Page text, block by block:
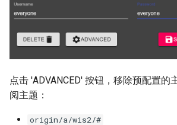
点击 'ADVANCED' 按钮，移除预配置的
阅主题：
origin/a/wis2/#